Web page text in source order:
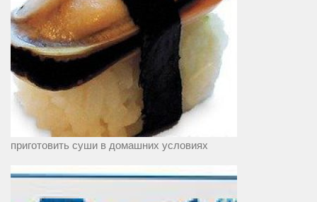
приготовить суши в домашних условиях